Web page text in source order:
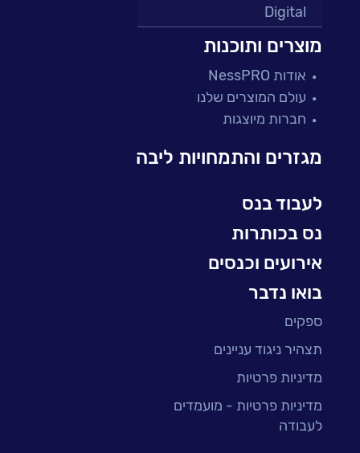
Digital
פתרונות למגזר הפיננסי
מיקור חוץ ושירותים מנוהלים
בדיקות והבטחת איכות
עולמות הענן
עולמות הסייבר
BI, Analytics & Big-Data
מוצרים ותוכנות
אודות NessPRO
עולם המוצרים שלנו
חברות מיוצגות
מגזרים והתמחויות ליבה
לעבוד בנס
נס בכותרות
אירועים וכנסים
בואו נדבר
ספקים
תצהיר ניגוד עניינים
מדיניות פרטיות
מדיניות פרטיות - מועמדים
לעבודה